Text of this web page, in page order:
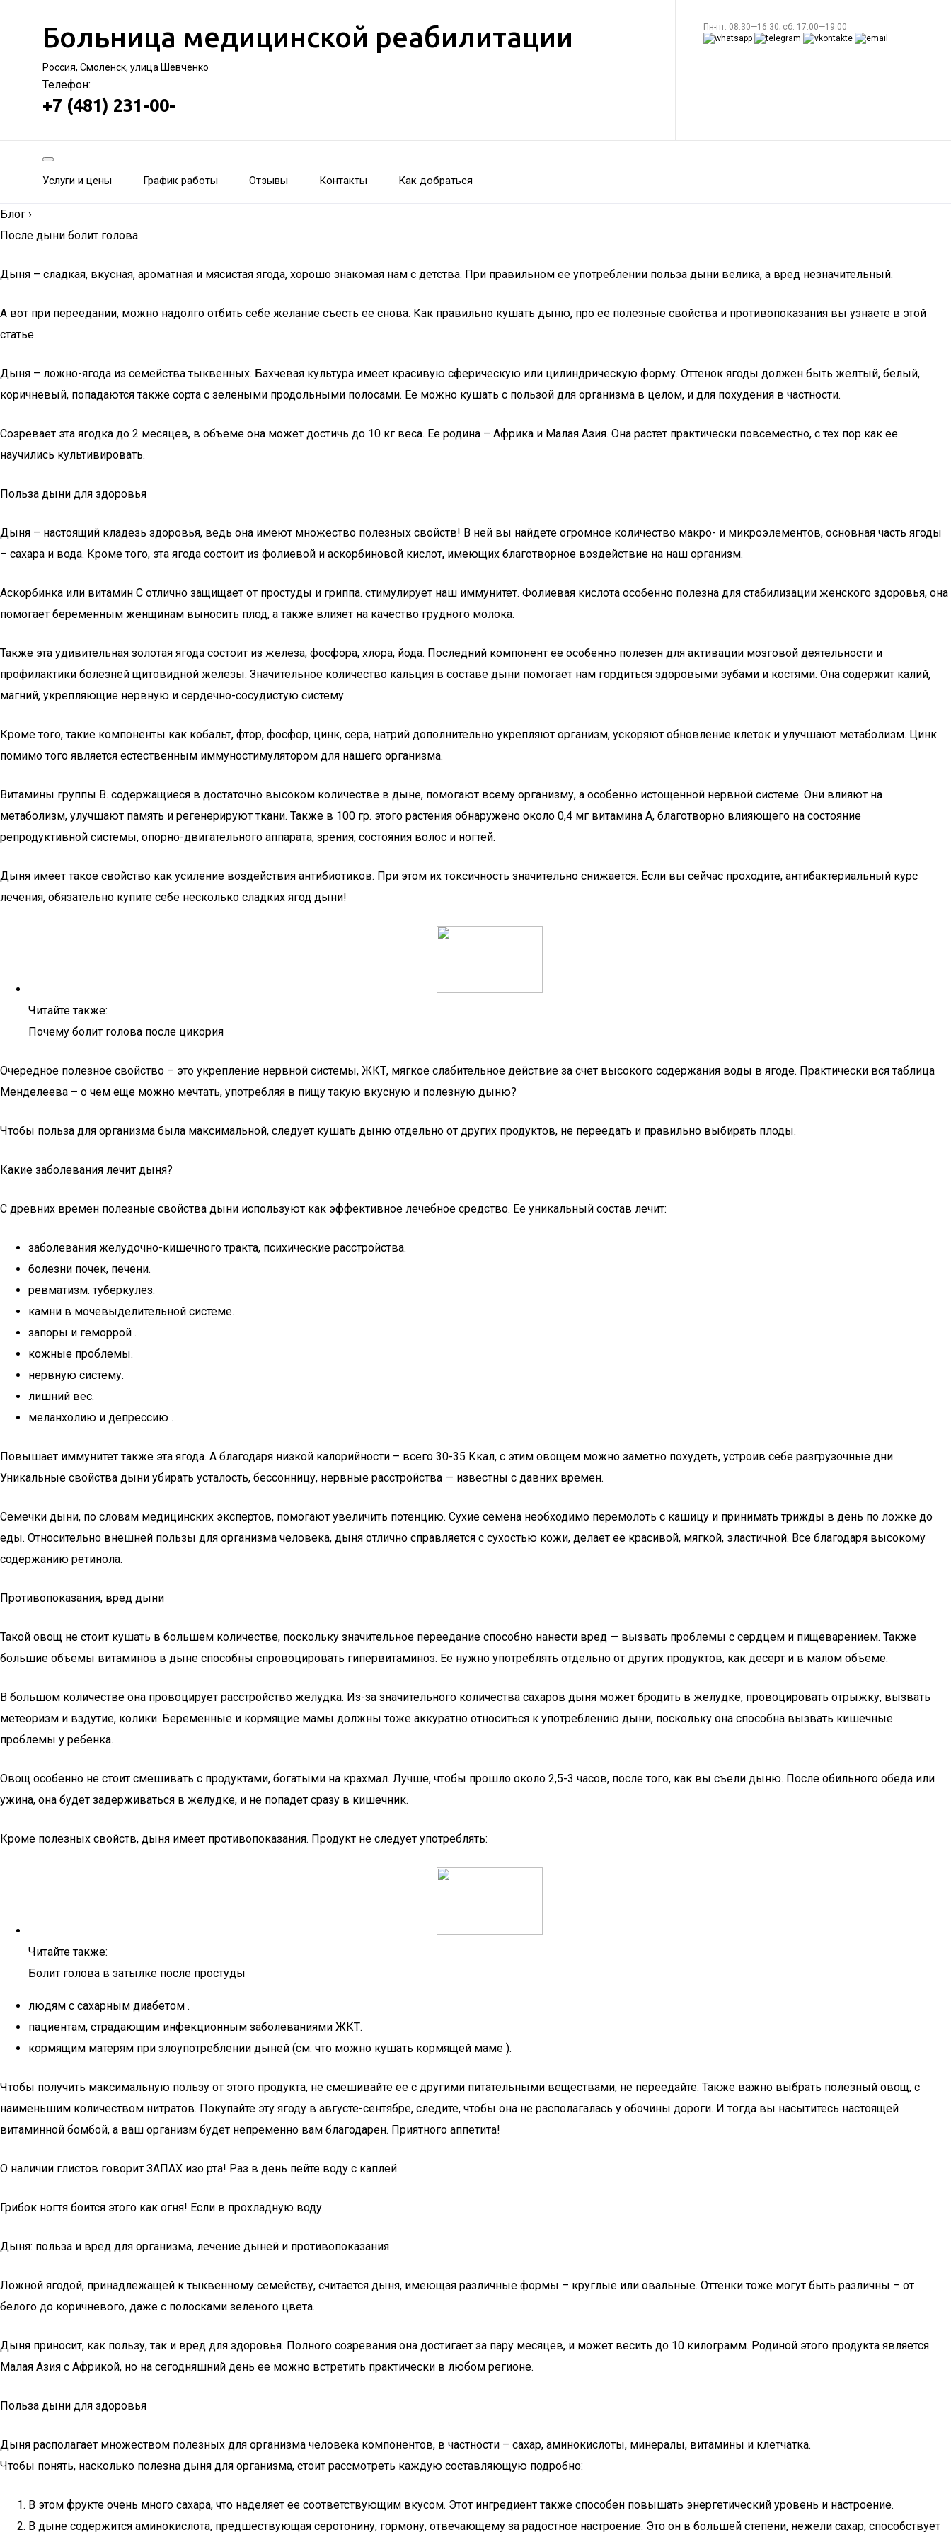
Больница медицинской реабилитации
Россия, Смоленск, улица Шевченко
Телефон:
+7 (481) 231-00-
Пн-пт: 08:30—16:30; сб: 17:00—19:00
Услуги и цены График работы Отзывы Контакты Как добраться
Блог ›
После дыни болит голова
Дыня – сладкая, вкусная, ароматная и мясистая ягода, хорошо знакомая нам с детства. При правильном ее употреблении польза дыни велика, а вред незначительный.
А вот при переедании, можно надолго отбить себе желание съесть ее снова. Как правильно кушать дыню, про ее полезные свойства и противопоказания вы узнаете в этой
статье.
Дыня – ложно-ягода из семейства тыквенных. Бахчевая культура имеет красивую сферическую или цилиндрическую форму. Оттенок ягоды должен быть желтый, белый,
коричневый, попадаются также сорта с зелеными продольными полосами. Ее можно кушать с пользой для организма в целом, и для похудения в частности.
Созревает эта ягодка до 2 месяцев, в объеме она может достичь до 10 кг веса. Ее родина – Африка и Малая Азия. Она растет практически повсеместно, с тех пор как ее
научились культивировать.
Польза дыни для здоровья
Дыня – настоящий кладезь здоровья, ведь она имеют множество полезных свойств! В ней вы найдете огромное количество макро- и микроэлементов, основная часть ягоды
– сахара и вода. Кроме того, эта ягода состоит из фолиевой и аскорбиновой кислот, имеющих благотворное воздействие на наш организм.
Аскорбинка или витамин С отлично защищает от простуды и гриппа. стимулирует наш иммунитет. Фолиевая кислота особенно полезна для стабилизации женского здоровья, она
помогает беременным женщинам выносить плод, а также влияет на качество грудного молока.
Также эта удивительная золотая ягода состоит из железа, фосфора, хлора, йода. Последний компонент ее особенно полезен для активации мозговой деятельности и
профилактики болезней щитовидной железы. Значительное количество кальция в составе дыни помогает нам гордиться здоровыми зубами и костями. Она содержит калий,
магний, укрепляющие нервную и сердечно-сосудистую систему.
Кроме того, такие компоненты как кобальт, фтор, фосфор, цинк, сера, натрий дополнительно укрепляют организм, ускоряют обновление клеток и улучшают метаболизм. Цинк
помимо того является естественным иммуностимулятором для нашего организма.
Витамины группы В. содержащиеся в достаточно высоком количестве в дыне, помогают всему организму, а особенно истощенной нервной системе. Они влияют на
метаболизм, улучшают память и регенерируют ткани. Также в 100 гр. этого растения обнаружено около 0,4 мг витамина А, благотворно влияющего на состояние
репродуктивной системы, опорно-двигательного аппарата, зрения, состояния волос и ногтей.
Дыня имеет такое свойство как усиление воздействия антибиотиков. При этом их токсичность значительно снижается. Если вы сейчас проходите, антибактериальный курс
лечения, обязательно купите себе несколько сладких ягод дыни!
Читайте также:
Почему болит голова после цикория
Очередное полезное свойство – это укрепление нервной системы, ЖКТ, мягкое слабительное действие за счет высокого содержания воды в ягоде. Практически вся таблица
Менделеева – о чем еще можно мечтать, употребляя в пищу такую вкусную и полезную дыню?
Чтобы польза для организма была максимальной, следует кушать дыню отдельно от других продуктов, не переедать и правильно выбирать плоды.
Какие заболевания лечит дыня?
С древних времен полезные свойства дыни используют как эффективное лечебное средство. Ее уникальный состав лечит:
заболевания желудочно-кишечного тракта, психические расстройства.
болезни почек, печени.
ревматизм. туберкулез.
камни в мочевыделительной системе.
запоры и геморрой .
кожные проблемы.
нервную систему.
лишний вес.
меланхолию и депрессию .
Повышает иммунитет также эта ягода. А благодаря низкой калорийности – всего 30-35 Ккал, с этим овощем можно заметно похудеть, устроив себе разгрузочные дни.
Уникальные свойства дыни убирать усталость, бессонницу, нервные расстройства — известны с давних времен.
Семечки дыни, по словам медицинских экспертов, помогают увеличить потенцию. Сухие семена необходимо перемолоть с кашицу и принимать трижды в день по ложке до
еды. Относительно внешней пользы для организма человека, дыня отлично справляется с сухостью кожи, делает ее красивой, мягкой, эластичной. Все благодаря высокому
содержанию ретинола.
Противопоказания, вред дыни
Такой овощ не стоит кушать в большем количестве, поскольку значительное переедание способно нанести вред — вызвать проблемы с сердцем и пищеварением. Также
большие объемы витаминов в дыне способны спровоцировать гипервитаминоз. Ее нужно употреблять отдельно от других продуктов, как десерт и в малом объеме.
В большом количестве она провоцирует расстройство желудка. Из-за значительного количества сахаров дыня может бродить в желудке, провоцировать отрыжку, вызвать
метеоризм и вздутие, колики. Беременные и кормящие мамы должны тоже аккуратно относиться к употреблению дыни, поскольку она способна вызвать кишечные
проблемы у ребенка.
Овощ особенно не стоит смешивать с продуктами, богатыми на крахмал. Лучше, чтобы прошло около 2,5-3 часов, после того, как вы съели дыню. После обильного обеда или
ужина, она будет задерживаться в желудке, и не попадет сразу в кишечник.
Кроме полезных свойств, дыня имеет противопоказания. Продукт не следует употреблять:
Читайте также:
Болит голова в затылке после простуды
людям с сахарным диабетом .
пациентам, страдающим инфекционным заболеваниями ЖКТ.
кормящим матерям при злоупотреблении дыней (см. что можно кушать кормящей маме ).
Чтобы получить максимальную пользу от этого продукта, не смешивайте ее с другими питательными веществами, не переедайте. Также важно выбрать полезный овощ, с
наименьшим количеством нитратов. Покупайте эту ягоду в августе-сентябре, следите, чтобы она не располагалась у обочины дороги. И тогда вы насытитесь настоящей
витаминной бомбой, а ваш организм будет непременно вам благодарен. Приятного аппетита!
О наличии глистов говорит ЗАПАХ изо рта! Раз в день пейте воду с каплей.
Грибок ногтя боится этого как огня! Если в прохладную воду.
Дыня: польза и вред для организма, лечение дыней и противопоказания
Ложной ягодой, принадлежащей к тыквенному семейству, считается дыня, имеющая различные формы – круглые или овальные. Оттенки тоже могут быть различны – от
белого до коричневого, даже с полосками зеленого цвета.
Дыня приносит, как пользу, так и вред для здоровья. Полного созревания она достигает за пару месяцев, и может весить до 10 килограмм. Родиной этого продукта является
Малая Азия с Африкой, но на сегодняшний день ее можно встретить практически в любом регионе.
Польза дыни для здоровья
Дыня располагает множеством полезных для организма человека компонентов, в частности – сахар, аминокислоты, минералы, витамины и клетчатка.
Чтобы понять, насколько полезна дыня для организма, стоит рассмотреть каждую составляющую подробно:
В этом фрукте очень много сахара, что наделяет ее соответствующим вкусом. Этот ингредиент также способен повышать энергетический уровень и настроение.
В дыне содержится аминокислота, предшествующая серотонину, гормону, отвечающему за радостное настроение. Это он в большей степени, нежели сахар, способствует